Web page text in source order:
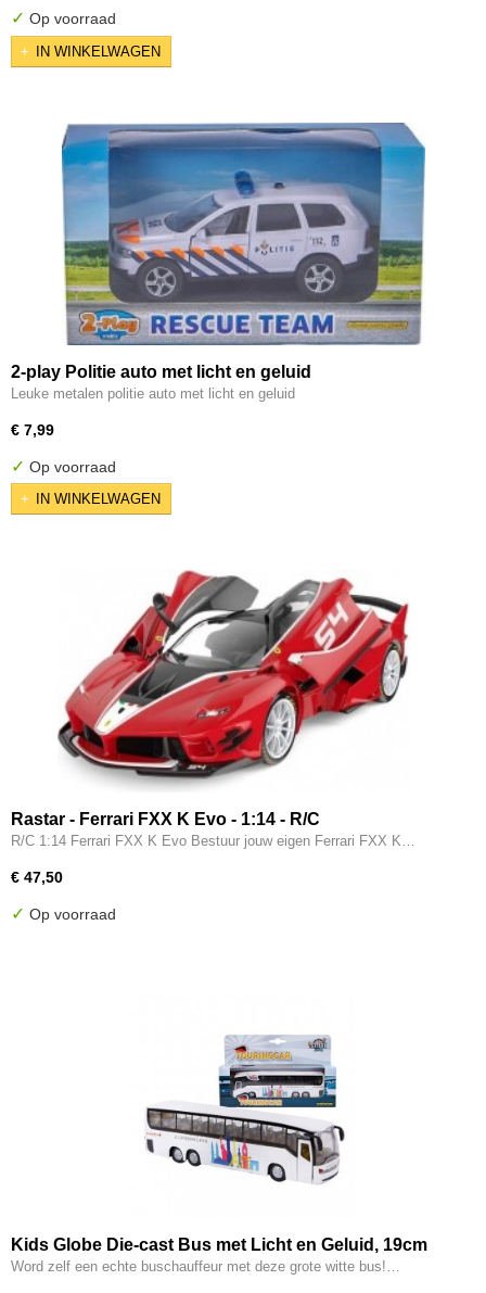
✓ Op voorraad
IN WINKELWAGEN
2-play Politie auto met licht en geluid
Leuke metalen politie auto met licht en geluid
€ 7,99
✓ Op voorraad
IN WINKELWAGEN
Rastar - Ferrari FXX K Evo - 1:14 - R/C
R/C 1:14 Ferrari FXX K Evo Bestuur jouw eigen Ferrari FXX K…
€ 47,50
✓ Op voorraad
Kids Globe Die-cast Bus met Licht en Geluid, 19cm
Word zelf een echte buschauffeur met deze grote witte bus!…